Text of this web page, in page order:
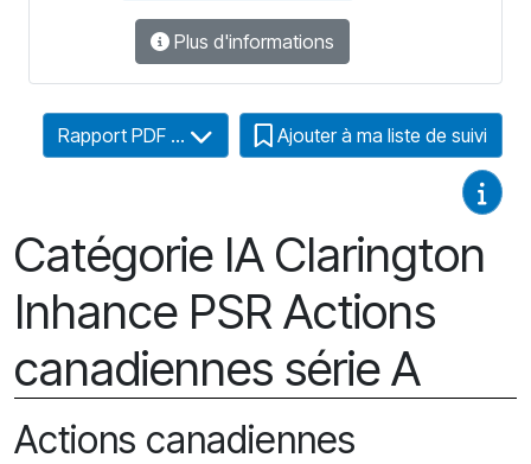
Plus d'informations
Catégorie IA Clarington
Inhance PSR Actions
canadiennes série A
Rapport PDF ... Ajouter à ma liste de suivi
Actions canadiennes